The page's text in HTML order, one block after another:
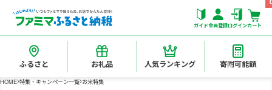
ガイド会員登録ログインカート
ふるさと お礼品 人気ランキング 寄附可能額
HOME 特集・キャンペーン一覧 お米特集